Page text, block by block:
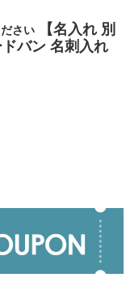
さい
【名入れ 別
バン 名刺入れ